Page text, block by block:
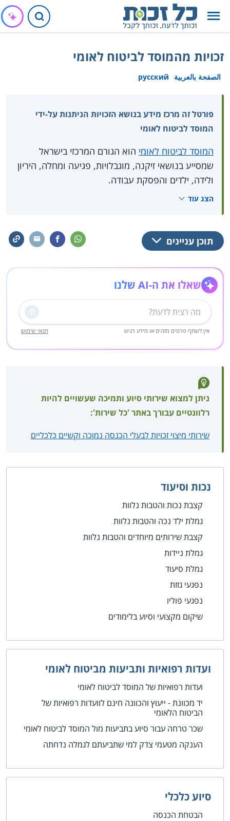
זכויות מהמוסד לביטוח לאומי
الصفحة بالعربية русский
פורטל זה מרכז מידע בנושא הזכויות הניתנות על-ידי
המוסד לביטוח לאומי
המוסד לביטוח לאומי הוא הגורם המרכזי בישראל
שמסייע בנושאי זיקנה, מוגבלויות, פגיעה ומחלה, היריון
ולידה, ילדים והפסקת עבודה.
ראו פרטים גם ב
הצג עוד
תוכן עניינים
שאלו את ה-AI שלנו
שליחה
אין לשתף פרטים מזהים או מידע רגיש תנאי שימוש
ניתן למצוא שירותי סיוע ותמיכה שעשויים להיות
רלוונטיים עבורך באתר 'כל שירות':
שירותי מיצוי זכויות לבעלי הכנסה נמוכה וקשיים כלכליים
נכות וסיעוד
קצבת נכות והטבות נלוות
גמלת ילד נכה והטבות נלוות
קצבת שירותים מיוחדים והטבות נלוות
גמלת ניידות
גמלת סיעוד
נפגעי גזזת
נפגעי פוליו
שיקום מקצועי וסיוע בלימודים
ועדות רפואיות ותביעות מביטוח לאומי
ועדות רפואיות של המוסד לביטוח לאומי
יד מכוונת - ייעוץ והכוונה חינם לוועדות רפואיות של
הביטוח הלאומי
שכר טרחה עבור סיוע בתביעות מול המוסד לביטוח לאומי
הענקה מטעמי צדק למי שתביעתם לגמלה נדחתה
סיוע כלכלי
הבטחת הכנסה